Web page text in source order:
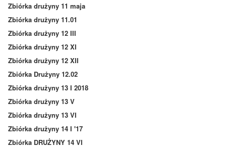
Zbiórka drużyny 11 maja
Zbiórka drużyny 11.01
Zbiórka drużyny 12 III
Zbiórka drużyny 12 XI
Zbiórka drużyny 12 XII
Zbiórka Drużyny 12.02
Zbiórka drużyny 13 I 2018
Zbiórka drużyny 13 V
Zbiórka drużyny 13 VI
Zbiórka drużyny 14 I '17
Zbiórka DRUŻYNY 14 VI